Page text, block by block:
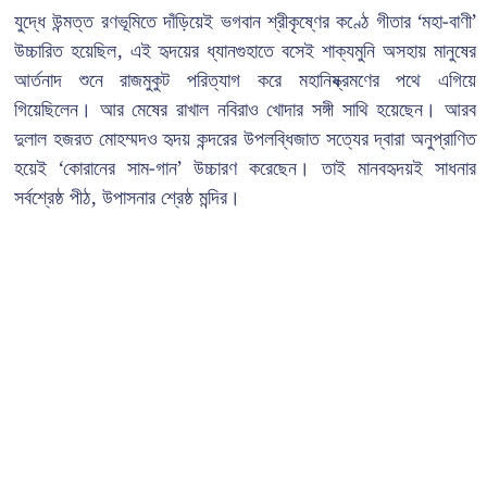
যুদ্ধে উন্মত্ত রণভূমিতে দাঁড়িয়েই ভগবান শ্রীকৃষ্ণের কণ্ঠে গীতার ‘মহা-বাণী’
উচ্চারিত হয়েছিল, এই হৃদয়ের ধ্যানগুহাতে বসেই শাক্যমুনি অসহায় মানুষের
আর্তনাদ শুনে রাজমুকুট পরিত্যাগ করে মহানিষ্ক্রমণের পথে এগিয়ে
গিয়েছিলেন। আর মেষের রাখাল নবিরাও খোদার সঙ্গী সাথি হয়েছেন। আরব
দুলাল হজরত মোহম্মদও হৃদয় কন্দরের উপলব্ধিজাত সত্যের দ্বারা অনুপ্রাণিত
হয়েই ‘কোরানের সাম-গান’ উচ্চারণ করেছেন। তাই মানবহৃদয়ই সাধনার
সর্বশ্রেষ্ঠ পীঠ, উপাসনার শ্রেষ্ঠ মন্দির।